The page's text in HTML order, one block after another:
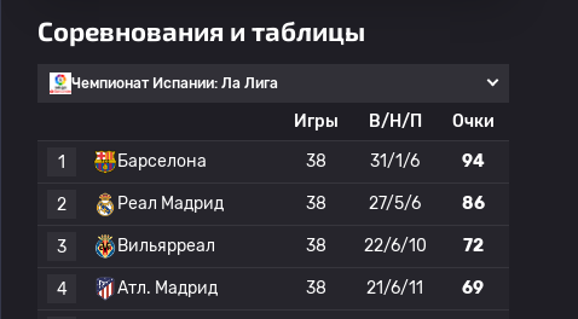
Соревнования и таблицы
Чемпионат Испании: Ла Лига
Игры В/Н/П
Очки
1
Барселона 38 31/1/6 94
2 Реал Мадрид 38 27/5/6 86
3 Вильярреал 38 22/6/10 72
4 Атл. Мадрид 38 21/6/11 69